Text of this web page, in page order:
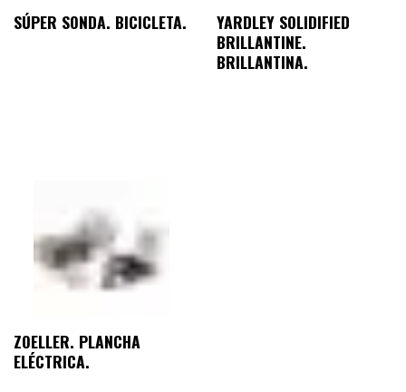
SÚPER SONDA. BICICLETA.
YARDLEY SOLIDIFIED
BRILLANTINE.
BRILLANTINA.
ZOELLER. PLANCHA
ELÉCTRICA.